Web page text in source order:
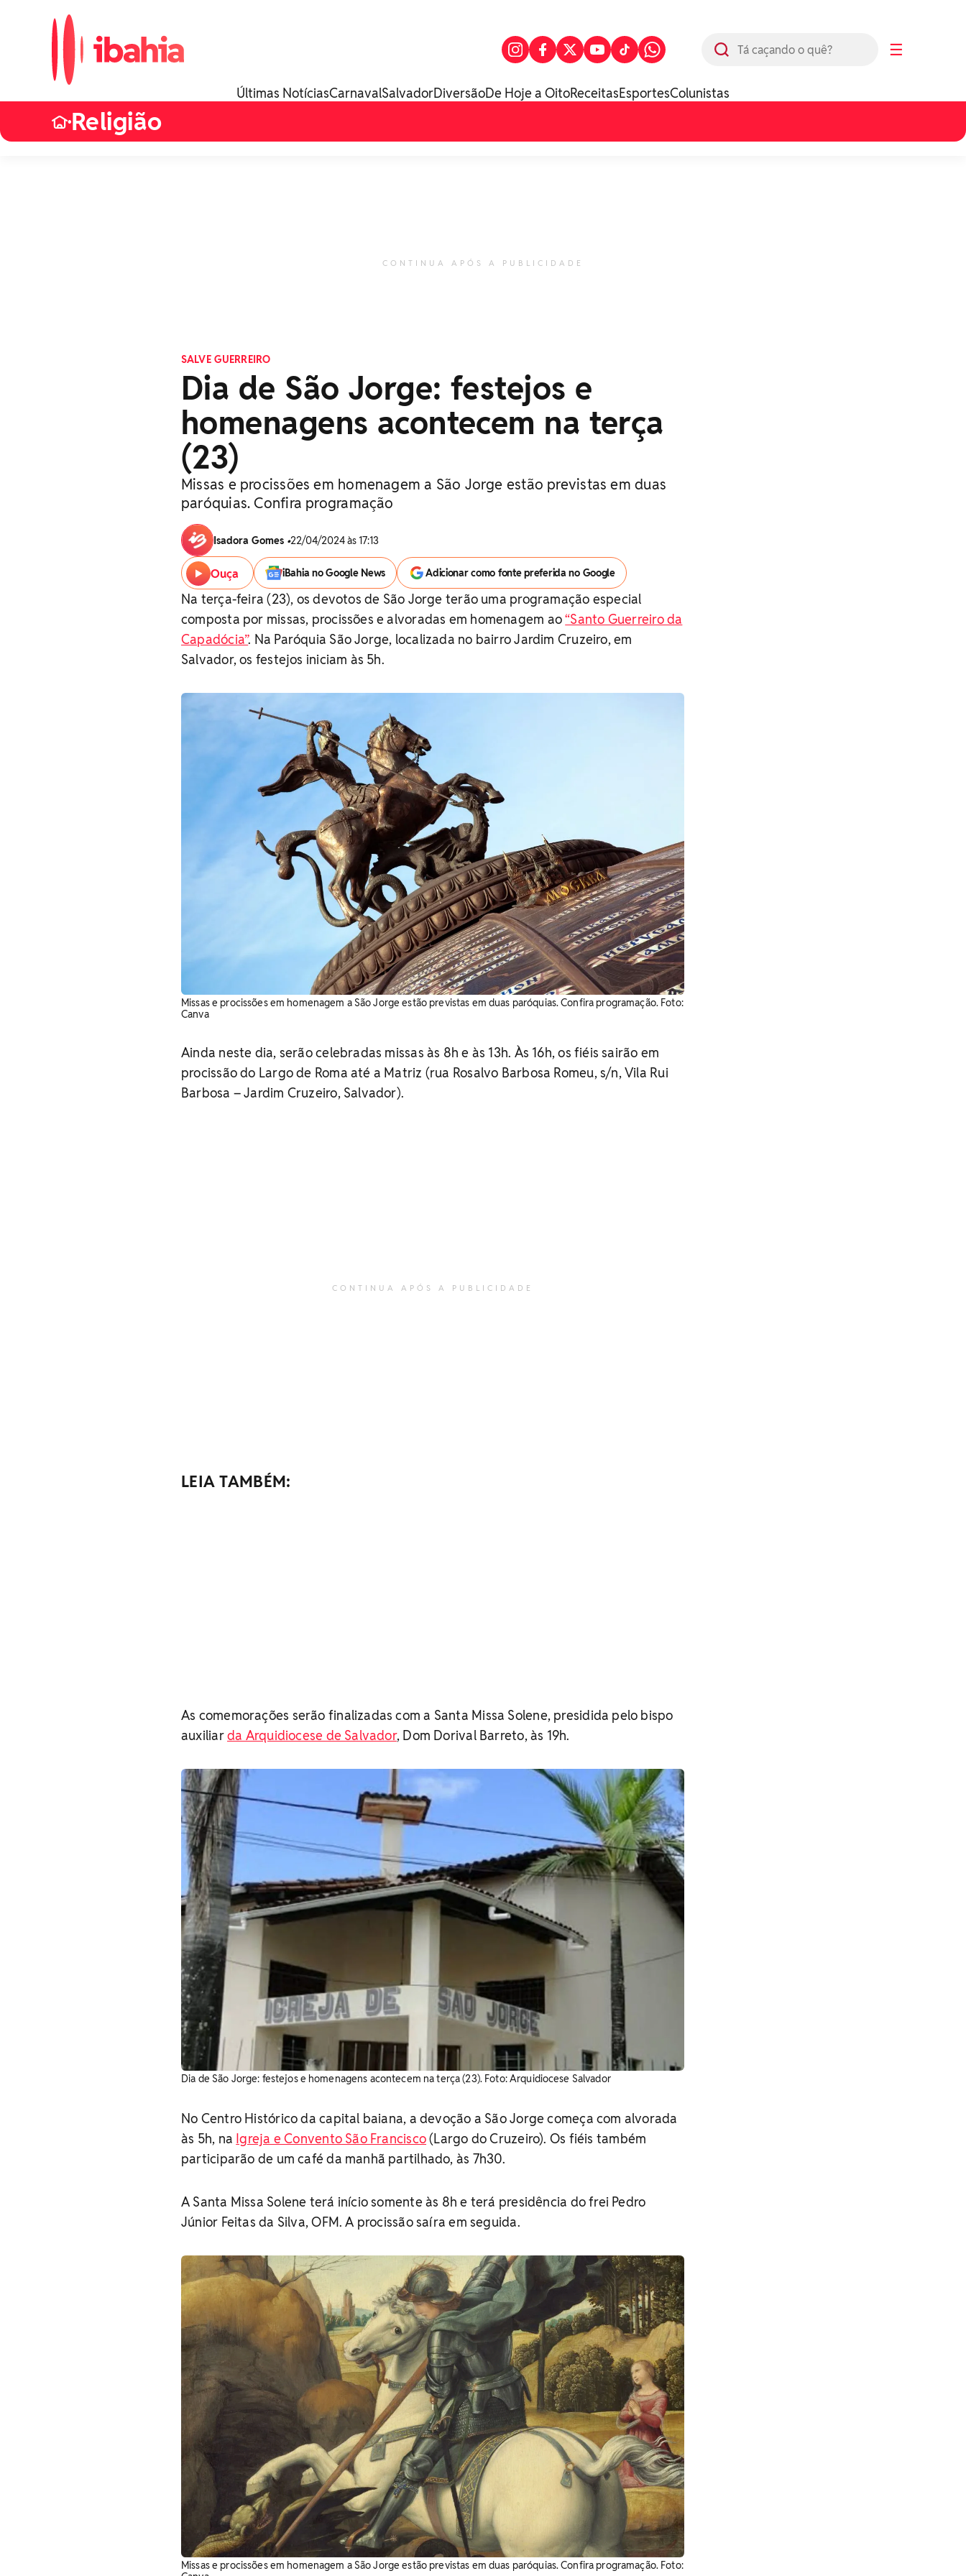
☰
Últimas NotíciasCarnavalSalvadorDiversãoDe Hoje a OitoReceitasEsportesColunistas
•Religião
CONTINUA APÓS A PUBLICIDADE
SALVE GUERREIRO
Dia de São Jorge: festejos e
homenagens acontecem na terça
(23)
Missas e procissões em homenagem a São Jorge estão previstas em duas
paróquias. Confira programação
Isadora Gomes •22/04/2024 às 17:13
Ouça iBahia no Google News Adicionar como fonte preferida no Google
Na terça-feira (23), os devotos de São Jorge terão uma programação especial
composta por missas, procissões e alvoradas em homenagem ao“Santo Guerreiro da
Capadócia”. Na Paróquia São Jorge, localizada no bairro Jardim Cruzeiro, em
Salvador, os festejos iniciam às 5h.
Missas e procissões em homenagem a São Jorge estão previstas em duas paróquias. Confira programação. Foto:
Canva
Ainda neste dia, serão celebradas missas às 8h e às 13h. Às 16h, os fiéis sairão em
procissão do Largo de Roma até a Matriz (rua Rosalvo Barbosa Romeu, s/n, Vila Rui
Barbosa – Jardim Cruzeiro, Salvador).
CONTINUA APÓS A PUBLICIDADE
LEIA TAMBÉM:
As comemorações serão finalizadas com a Santa Missa Solene, presidida pelo bispo
auxiliarda Arquidiocese de Salvador, Dom Dorival Barreto, às 19h.
Dia de São Jorge: festejos e homenagens acontecem na terça (23). Foto: Arquidiocese Salvador
No Centro Histórico da capital baiana, a devoção a São Jorge começa com alvorada
às 5h, na Igreja e Convento São Francisco(Largo do Cruzeiro). Os fiéis também
participarão de um café da manhã partilhado, às 7h30.
A Santa Missa Solene terá início somente às 8h e terá presidência do frei Pedro
Júnior Feitas da Silva, OFM. A procissão saíra em seguida.
Missas e procissões em homenagem a São Jorge estão previstas em duas paróquias. Confira programação. ​Foto: